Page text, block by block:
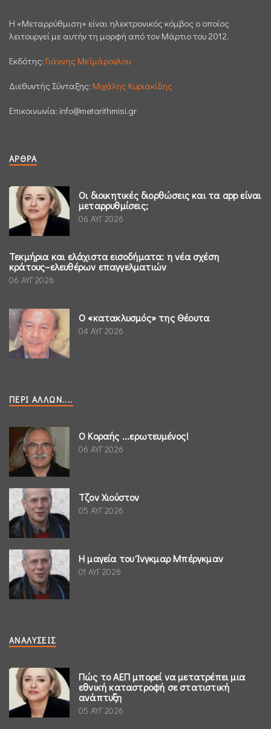
H «Μεταρρύθμιση» είναι ηλεκτρονικός κόμβος ο οποίος
λειτουργεί με αυτήν τη μορφή από τον Μάρτιο του 2012.
Εκδότης: Γιάννης Μεϊμάρογλου
Διεθυντής Σύνταξης: Μιχάλης Κυριακίδης
Επικοινωνία: info@metarithmisi.gr
ΆΡΘΡΑ
Οι διοικητικές διορθώσεις και τα app είναι
μεταρρυθμίσεις;
06 ΑΥΓ 2026
Τεκμήρια και ελάχιστα εισοδήματα: η νέα σχέση
κράτους–ελευθέρων επαγγελματιών
06 ΑΥΓ 2026
Ο «κατακλυσμός» της Θέουτα
04 ΑΥΓ 2026
ΠΕΡΊ ΆΛΛΩΝ....
Ο Κοραής ...ερωτευμένος!
06 ΑΥΓ 2026
Τζον Χιούστον
05 ΑΥΓ 2026
Η μαγεία του Ίνγκμαρ Μπέργκμαν
01 ΑΥΓ 2026
ΑΝΑΛΎΣΕΙΣ
Πώς το ΑΕΠ μπορεί να μετατρέπει μια
εθνική καταστροφή σε στατιστική
ανάπτυξη
05 ΑΥΓ 2026